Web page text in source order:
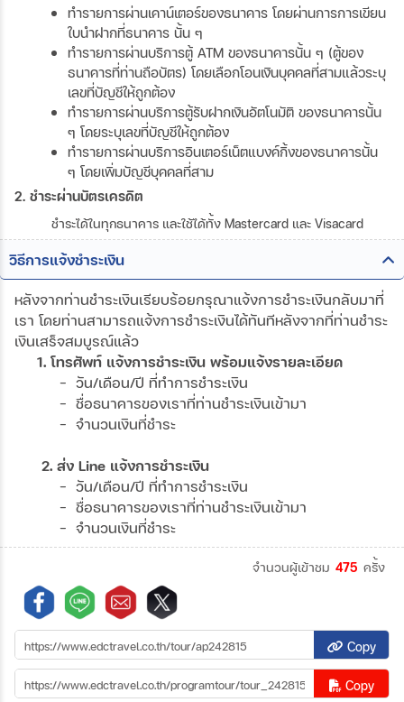
ทำรายการผ่านเคาน์เตอร์ของธนาคาร โดยผ่านการการเขียน
ใบนำฝากที่ธนาคาร นั้น ๆ
ทำรายการผ่านบริการตู้ ATM ของธนาคารนั้น ๆ (ตู้ของ
ธนาคารที่ท่านถือบัตร) โดยเลือกโอนเงินบุคคลที่สามแล้วระบุ
เลขที่บัญชีให้ถูกต้อง
ทำรายการผ่านบริการตู้รับฝากเงินอัตโนมัติ ของธนาคารนั้น
ๆ โดยระบุเลขที่บัญชีให้ถูกต้อง
ทำรายการผ่านบริการอินเตอร์เน็ตแบงค์กิ้งของธนาคารนั้น
ๆ โดยเพิ่มบัญชีบุคคลที่สาม
2. ชำระผ่านบัตรเครดิต
ชำระได้ในทุกธนาคาร และใช้ได้ทั้ง Mastercard และ Visacard
วิธีการแจ้งชำระเงิน
หลังจากท่านชำระเงินเรียบร้อยกรุณาแจ้งการชำระเงินกลับมาที่
เรา โดยท่านสามารถแจ้งการชำระเงินได้ทันทีหลังจากที่ท่านชำระ
เงินเสร็จสมบูรณ์แล้ว
1. โทรศัพท์ แจ้งการชำระเงิน พร้อมแจ้งรายละเอียด
- วัน/เดือน/ปี ที่ทำการชำระเงิน
- ชื่อธนาคารของเราที่ท่านชำระเงินเข้ามา
- จำนวนเงินที่ชำระ
2. ส่ง Line แจ้งการชำระเงิน
- วัน/เดือน/ปี ที่ทำการชำระเงิน
- ชื่อธนาคารของเราที่ท่านชำระเงินเข้ามา
- จำนวนเงินที่ชำระ
จำนวนผู้เข้าชม 475 ครั้ง
Copy
Copy